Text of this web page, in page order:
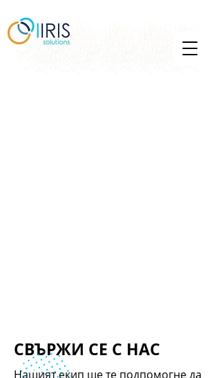
СВЪРЖИ СЕ С НАС
Нашият екип ще те подпомогне да